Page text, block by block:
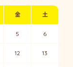
金 土
5 6
12 13